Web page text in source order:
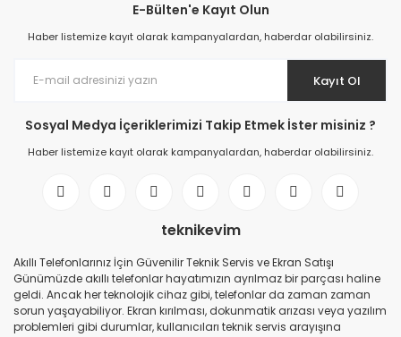
E-Bülten'e Kayıt Olun
Haber listemize kayıt olarak kampanyalardan, haberdar olabilirsiniz.
Kayıt Ol
Sosyal Medya İçeriklerimizi Takip Etmek İster misiniz ?
Haber listemize kayıt olarak kampanyalardan, haberdar olabilirsiniz.
teknikevim
Akıllı Telefonlarınız İçin Güvenilir Teknik Servis ve Ekran Satışı
Günümüzde akıllı telefonlar hayatımızın ayrılmaz bir parçası haline
geldi. Ancak her teknolojik cihaz gibi, telefonlar da zaman zaman
sorun yaşayabiliyor. Ekran kırılması, dokunmatik arızası veya yazılım
problemleri gibi durumlar, kullanıcıları teknik servis arayışına